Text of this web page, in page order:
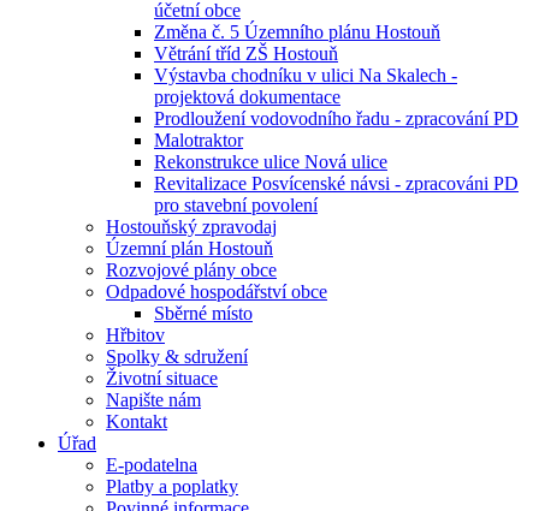
účetní obce
Změna č. 5 Územního plánu Hostouň
Větrání tříd ZŠ Hostouň
Výstavba chodníku v ulici Na Skalech -
projektová dokumentace
Prodloužení vodovodního řadu - zpracování PD
Malotraktor
Rekonstrukce ulice Nová ulice
Revitalizace Posvícenské návsi - zpracováni PD
pro stavební povolení
Hostouňský zpravodaj
Územní plán Hostouň
Rozvojové plány obce
Odpadové hospodářství obce
Sběrné místo
Hřbitov
Spolky & sdružení
Životní situace
Napište nám
Kontakt
Úřad
E-podatelna
Platby a poplatky